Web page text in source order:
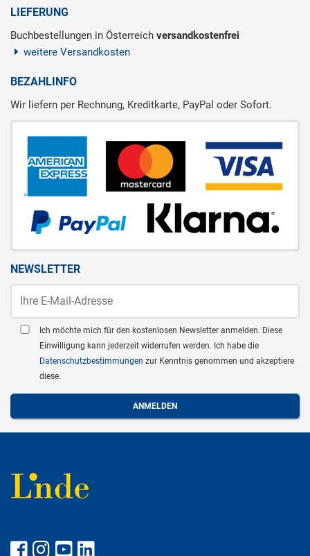
LIEFERUNG
Buchbestellungen in Österreich versandkostenfrei
weitere Versandkosten
BEZAHLINFO
Wir liefern per Rechnung, Kreditkarte, PayPal oder Sofort.
NEWSLETTER
Ich möchte mich für den kostenlosen Newsletter anmelden. Diese
Einwilligung kann jederzeit widerrufen werden. Ich habe die
Datenschutzbestimmungen zur Kenntnis genommen und akzeptiere
diese.